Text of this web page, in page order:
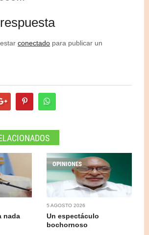
conectado para publicar un
nada
OPINIONES
5 AGOSTO 2026
Un espectáculo
bochornoso